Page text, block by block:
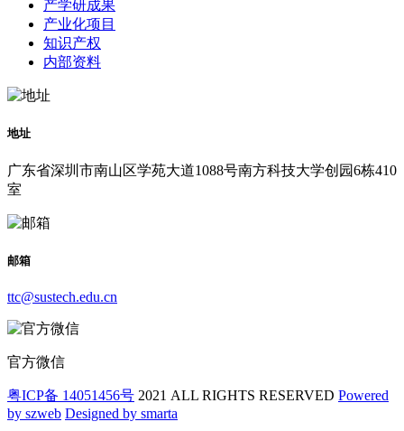
产学研成果
产业化项目
知识产权
内部资料
地址
广东省深圳市南山区学苑大道1088号南方科技大学创园6栋410
室
邮箱
ttc@sustech.edu.cn
官方微信
粤ICP备 14051456号 2021 ALL RIGHTS RESERVED Powered
by szweb Designed by smarta